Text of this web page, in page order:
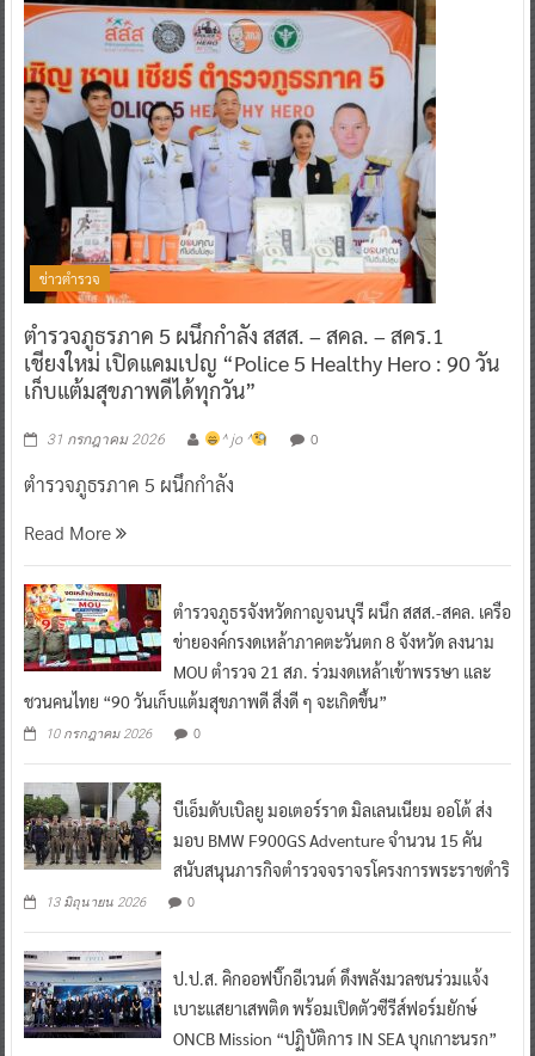
ข่าวตำรวจ
ตำรวจภูธรภาค 5 ผนึกกำลัง สสส. – สคล. – สคร.1
เชียงใหม่ เปิดแคมเปญ “Police 5 Healthy Hero : 90 วัน
เก็บแต้มสุขภาพดีได้ทุกวัน”
31 กรกฎาคม 2026 ^ jo ^ 0
ตำรวจภูธรภาค 5 ผนึกกำลัง
Read More
ตำรวจภูธรจังหวัดกาญจนบุรี ผนึก สสส.-สคล. เครือ
ข่ายองค์กรงดเหล้าภาคตะวันตก 8 จังหวัด ลงนาม
MOU ตำรวจ 21 สภ. ร่วมงดเหล้าเข้าพรรษา และ
ชวนคนไทย “90 วันเก็บแต้มสุขภาพดี สิ่งดี ๆ จะเกิดขึ้น”
10 กรกฎาคม 2026 0
บีเอ็มดับเบิลยู มอเตอร์ราด มิลเลนเนียม ออโต้ ส่ง
มอบ BMW F900GS Adventure จำนวน 15 คัน
สนับสนุนภารกิจตำรวจจราจรโครงการพระราชดำริ
13 มิถุนายน 2026 0
ป.ป.ส. คิกออฟบิ๊กอีเวนต์ ดึงพลังมวลชนร่วมแจ้ง
เบาะแสยาเสพติด พร้อมเปิดตัวซีรีส์ฟอร์มยักษ์
ONCB Mission “ปฏิบัติการ IN SEA บุกเกาะนรก”